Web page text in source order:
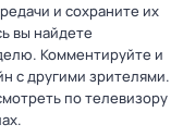
и сохраните их
вы найдете
Комментируйте и
с другими зрителями.
по телевизору